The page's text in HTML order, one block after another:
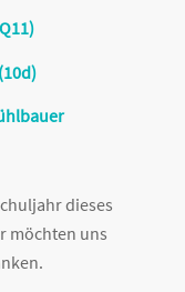
dieses
möchten uns